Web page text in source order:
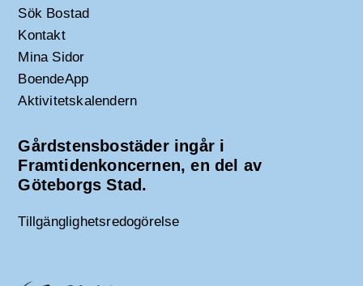
Sök Bostad
Kontakt
Mina Sidor
BoendeApp
Aktivitetskalendern
Gårdstensbostäder ingår i
Framtidenkoncernen, en del av
Göteborgs Stad.
Tillgänglighetsredogörelse